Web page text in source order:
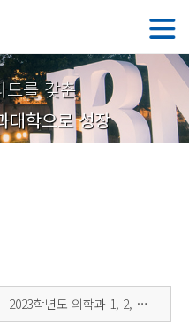
드를 갖춘
대학으로 성장
2023학년도 의학과 1, 2, 3학년 적용